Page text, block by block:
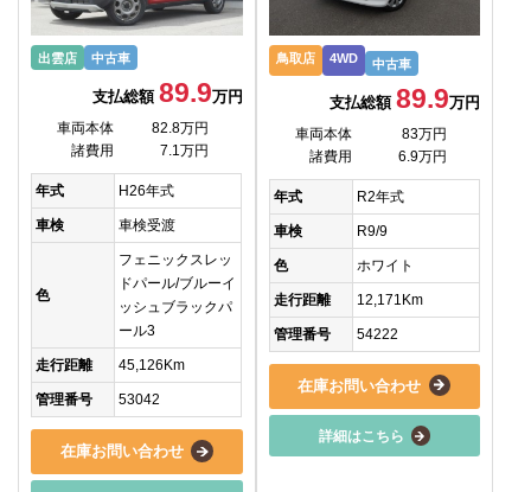
出雲店 中古車
支払総額 89.9万円
車両本体
82.8万円
諸費用
7.1万円
年式 H26年式
車検 車検受渡
色
フェニックスレッ
ドパール/ブルーイ
ッシュブラックパ
ール3
走行距離 45,126Km
管理番号 53042
在庫お問い合わせ
鳥取店 4WD 中古車
支払総額89.9万円
車両本体
83万円
諸費用
6.9万円
年式 R2年式
車検 R9/9
色 ホワイト
走行距離 12,171Km
管理番号 54222
在庫お問い合わせ
詳細はこちら